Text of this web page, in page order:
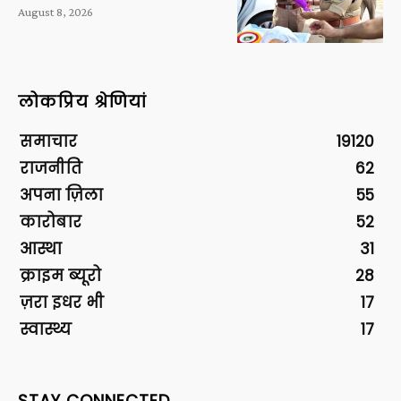
August 8, 2026
लोकप्रिय श्रेणियां
समाचार
19120
राजनीति
62
अपना ज़िला
55
कारोबार
52
आस्था
31
क्राइम ब्यूरो
28
ज़रा इधर भी
17
स्वास्थ्य
17